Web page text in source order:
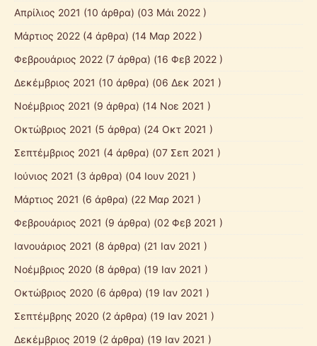
Απρίλιος 2021 (10 άρθρα) (03 Μάι 2022 )
Μάρτιος 2022 (4 άρθρα) (14 Μαρ 2022 )
Φεβρουάριος 2022 (7 άρθρα) (16 Φεβ 2022 )
Δεκέμβριος 2021 (10 άρθρα) (06 Δεκ 2021 )
Νοέμβριος 2021 (9 άρθρα) (14 Νοε 2021 )
Οκτώβριος 2021 (5 άρθρα) (24 Οκτ 2021 )
Σεπτέμβριος 2021 (4 άρθρα) (07 Σεπ 2021 )
Ιούνιος 2021 (3 άρθρα) (04 Ιουν 2021 )
Μάρτιος 2021 (6 άρθρα) (22 Μαρ 2021 )
Φεβρουάριος 2021 (9 άρθρα) (02 Φεβ 2021 )
Ιανουάριος 2021 (8 άρθρα) (21 Ιαν 2021 )
Νοέμβριος 2020 (8 άρθρα) (19 Ιαν 2021 )
Οκτώβριος 2020 (6 άρθρα) (19 Ιαν 2021 )
Σεπτέμβρης 2020 (2 άρθρα) (19 Ιαν 2021 )
Δεκέμβριος 2019 (2 άρθρα) (19 Ιαν 2021 )